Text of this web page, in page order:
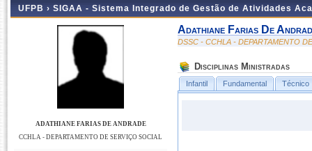
UFPB › SIGAA - Sistema Integrado de Gestão de Atividades
ADATHIANE FARIAS DE ANDRADE
CCHLA - DEPARTAMENTO DE SERVIÇO SOCIAL
Adathiane Farias De
DSSC - CCHLA - DEPARTAMENTO
Disciplinas Ministradas
Infantil Fundamental Técnico